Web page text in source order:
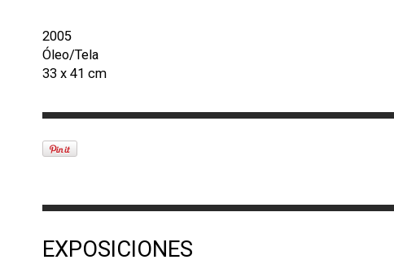
2005
Óleo/Tela
33 x 41 cm
EXPOSICIONES